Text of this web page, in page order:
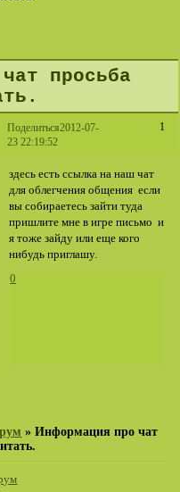
просьба
Поделиться 1
2012-07-
23 22:19:52
здесь есть ссылка на наш чат
для облегчения общения если
вы собираетесь зайти туда
пришлите мне в игре письмо и
я тоже зайду или еще кого
нибудь приглашу.
0
»Информация про чат